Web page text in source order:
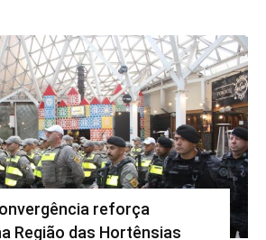
reforça
Região das Hortênsias